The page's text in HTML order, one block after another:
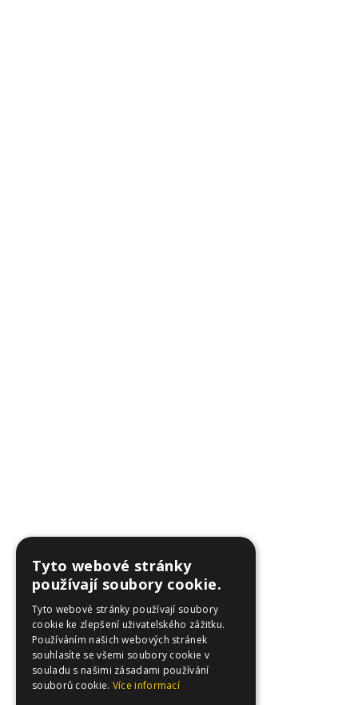
Tyto webové stránky
používají soubory cookie.
Tyto webové stránky používají soubory
cookie ke zlepšení uživatelského zážitku.
Používáním našich webových stránek
souhlasíte se všemi soubory cookie v
souladu s našimi zásadami používání
souborů cookie. Více informací